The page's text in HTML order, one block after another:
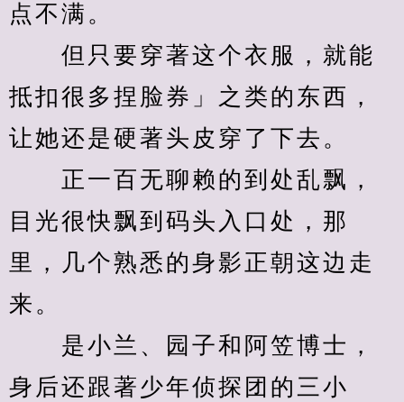
点不满。
但只要穿著这个衣服，就能
抵扣很多捏脸券」之类的东西，
让她还是硬著头皮穿了下去。
正一百无聊赖的到处乱飘，
目光很快飘到码头入口处，那
里，几个熟悉的身影正朝这边走
来。
是小兰、园子和阿笠博士，
身后还跟著少年侦探团的三小